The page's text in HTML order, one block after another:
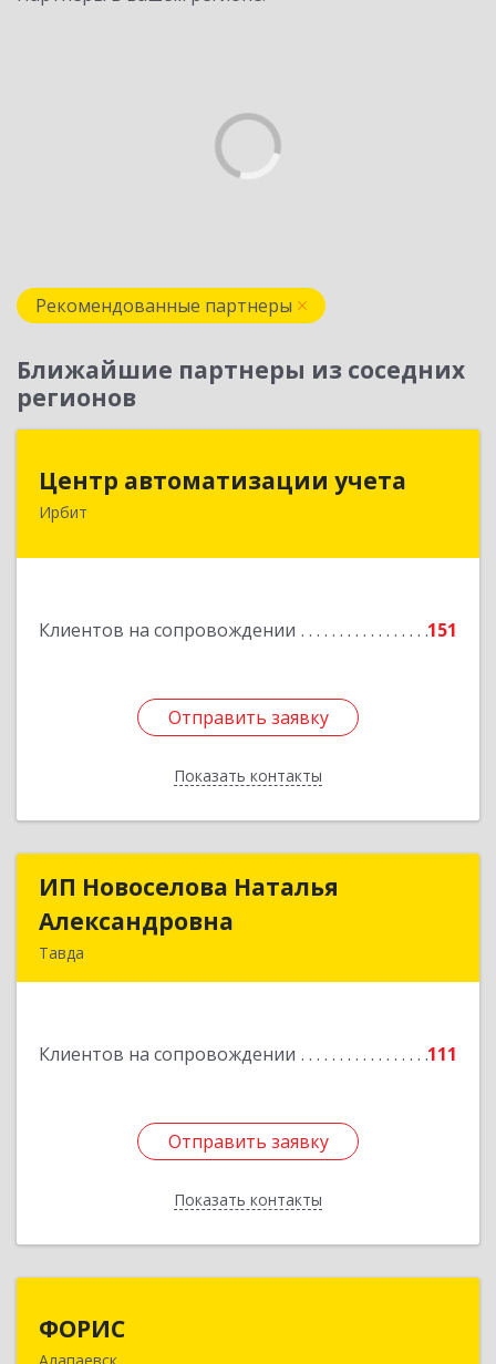
Рекомендованные партнеры
Ближайшие партнеры из соседних
регионов
Центр автоматизации учета
Ирбит
Клиентов на сопровождении 151
Отправить заявку
Показать контакты
623854, Свердловская обл, Ирбит г, Маршала
Отправить заявку
Назад
ИП Новоселова Наталья
Александровна
Тавда
Клиентов на сопровождении 111
Отправить заявку
Показать контакты
ИП Новоселова Наталья
Подробнее
Отправить заявку
Назад
ФОРИС
Алапаевск